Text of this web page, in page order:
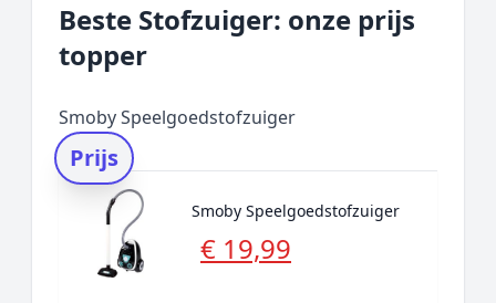
Beste Stofzuiger: onze prijs
topper
Smoby Speelgoedstofzuiger
Prijs
Smoby Speelgoedstofzuiger
€ 19,99